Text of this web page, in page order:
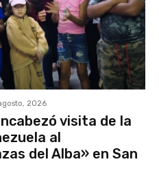
2026
visita de la
al
del Alba» en San